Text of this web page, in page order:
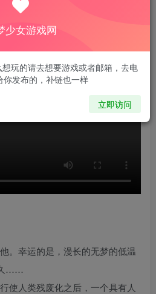
。幸运的是，漫长的无梦的低温
……
使人类残废化之后，一个具有人
少女游戏网
玩的请去想要游戏或者邮箱，去电
发布的，补链也一样
立即访问